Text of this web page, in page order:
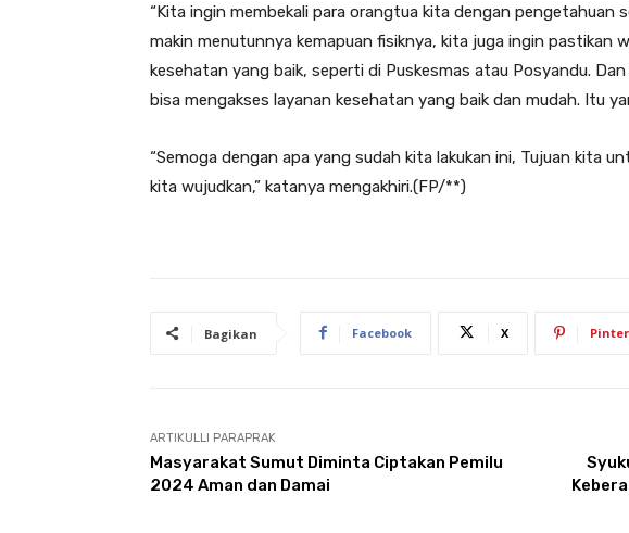
“Kita ingin membekali para orangtua kita dengan pengetahuan
makin menutunnya kemapuan fisiknya, kita juga ingin pastikan
kesehatan yang baik, seperti di Puskesmas atau Posyandu.
bisa mengakses layanan kesehatan yang baik dan mudah. Itu
“Semoga dengan apa yang sudah kita lakukan ini, Tujuan kita
kita wujudkan,” katanya mengakhiri.(FP/**)
Bagikan Facebook X
ARTIKULLI PARAPRAK
Masyarakat Sumut Diminta Ciptakan Pemilu
2024 Aman dan Damai